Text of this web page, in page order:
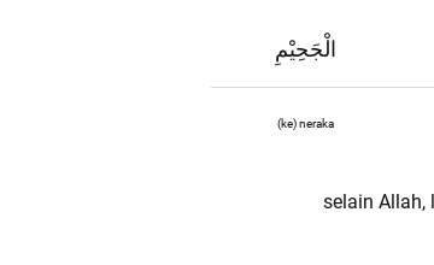
الْجَحِيْمِ
(ke) neraka
selain Allah,